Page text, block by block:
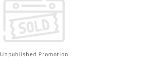
Unpublished Promotion